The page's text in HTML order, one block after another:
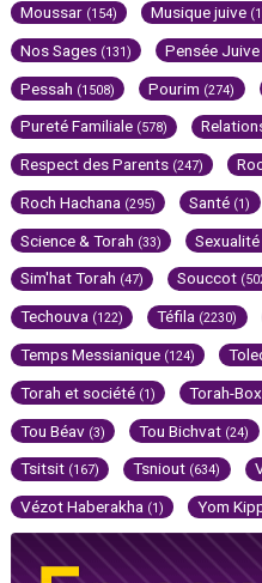
Moussar (154) Musique juive
Nos Sages (131) Pensée Juive
Pessah (1508) Pourim (274)
Pureté Familiale (578)
Respect des Parents (247)
Roch Hachana (295) Santé (1)
Science & Torah (33) Sexualité
Sim'hat Torah (47) Souccot
Techouva (122) Téfila (2230)
Temps Messianique (124)
Torah et société (1) Torah-
Tou Béav (3) Tou Bichvat (24)
Tsitsit (167) Tsniout (634)
Vézot Haberakha (1) Yom